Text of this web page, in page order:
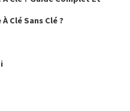
Clé Sans Clé ?